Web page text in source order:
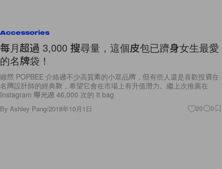
Accessories
每月超過 3,000 搜尋量，這個皮包已躋身女生最愛
的名牌袋！
雖然 POPBEE 介絡過不少高質素的小眾品牌，但有些人還是喜歡投資在
名牌設計師的經典款，希望它會在市場上有升值潛力。繼上次推薦在
Instagram 曝光過 46,000 次的 It bag
By Ashley Pang/2018年10月1日 20 0